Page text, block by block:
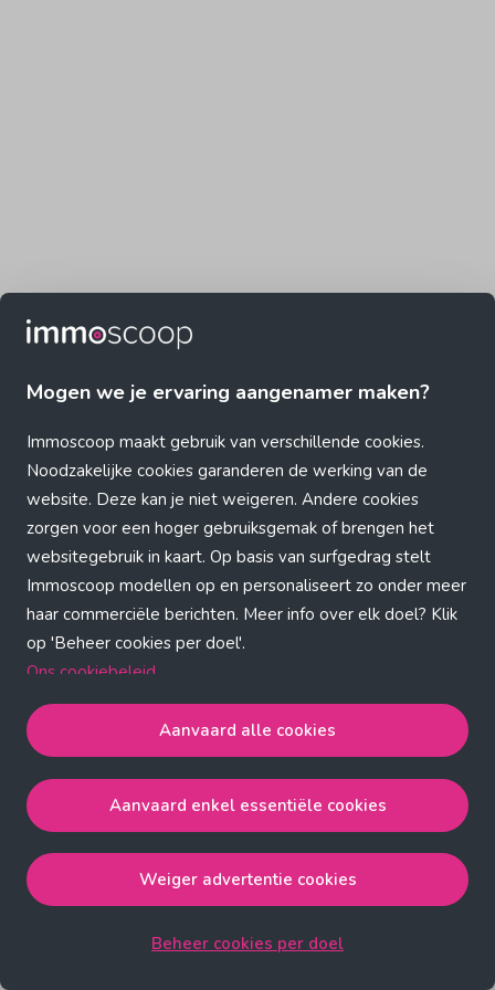
Mogen we je ervaring aangenamer maken?
Immoscoop maakt gebruik van verschillende cookies.
Noodzakelijke cookies garanderen de werking van de
website. Deze kan je niet weigeren. Andere cookies
zorgen voor een hoger gebruiksgemak of brengen het
websitegebruik in kaart. Op basis van surfgedrag stelt
Immoscoop modellen op en personaliseert zo onder meer
haar commerciële berichten. Meer info over elk doel? Klik
op 'Beheer cookies per doel'.
Ons cookiebeleid
Aanvaard alle cookiesgaat akkoord met de strict
noodzakelijke, analytische, functionele en advertentie
cookies.
de strict noodzakelijke cookies.
Weiger advertentie cookiesgaat akkoord met de strict
Aanvaard alle cookies
Aanvaard enkel essentiële cookies
Weiger advertentie cookies
Beheer cookies per doel
Application error: a client-side exception has occurred (see the
browser console for more information)